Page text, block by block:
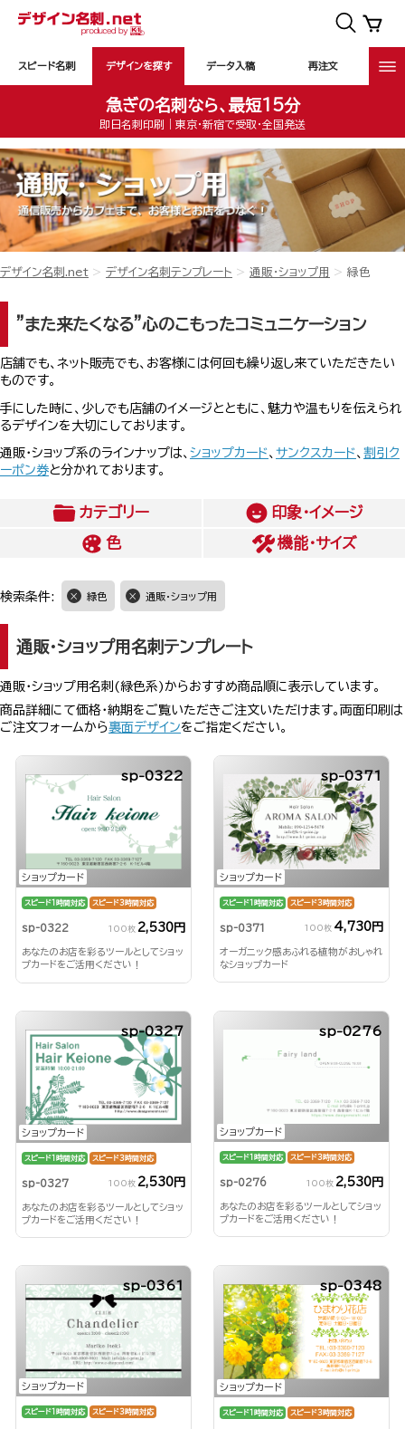
スピード名刺 デザインを探す データ入稿 再注文
急ぎの名刺なら、最短15分
即日名刺印刷｜東京・新宿で受取・全国発送
デザイン名刺.net デザイン名刺テンプレート 通販・ショップ用 緑色
”また来たくなる”心のこもったコミュニケーション
店舗でも、ネット販売でも、お客様には何回も繰り返し来ていただきたい
ものです。
手にした時に、少しでも店舗のイメージとともに、魅力や温もりを伝えられ
るデザインを大切にしております。
通販・ショップ系のラインナップは、 ショップカード、 サンクスカード、 割引ク
ーポン券と分かれております。
カテゴリー
印象・イメージ
色
機能・サイズ
検索条件: 緑色 通販・ショップ用
通販・ショップ用名刺テンプレート
通販・ショップ用名刺(緑色系)からおすすめ商品順に表示しています。
商品詳細にて価格・納期をご覧いただきご注文いただけます。両面印刷は
ご注文フォームから裏面デザインをご指定ください。
ショップカード
sp-0322
スピード1時間対応 スピード3時間対応
sp-0322 100枚 2,530円
あなたのお店を彩るツールとしてショッ
プカードをご活用ください！
ショップカード
sp-0371
スピード1時間対応 スピード3時間対応
sp-0371 100枚 4,730円
オーガニック感あふれる植物がおしゃれ
なショップカード
ショップカード
sp-0327
スピード1時間対応 スピード3時間対応
sp-0327 100枚 2,530円
あなたのお店を彩るツールとしてショッ
プカードをご活用ください！
ショップカード
sp-0276
スピード1時間対応 スピード3時間対応
sp-0276 100枚 2,530円
あなたのお店を彩るツールとしてショッ
プカードをご活用ください！
ショップカード
sp-0361
スピード1時間対応 スピード3時間対応
ショップカード
sp-0348
スピード1時間対応 スピード3時間対応